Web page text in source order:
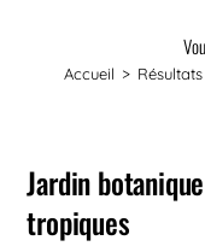
Accueil >
Jardin
tropiques